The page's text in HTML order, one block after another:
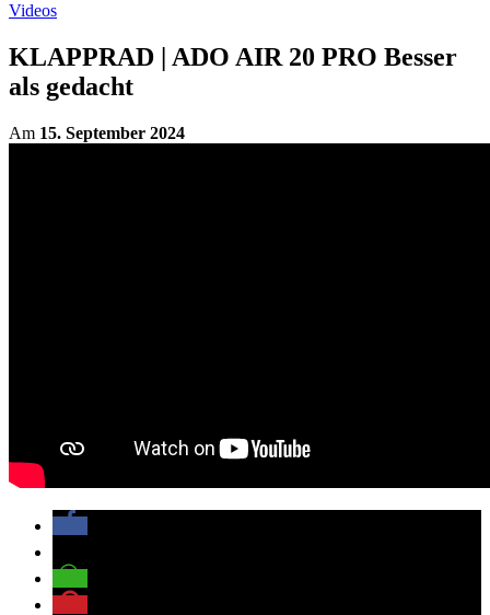
Videos
KLAPPRAD | ADO AIR 20 PRO Besser
als gedacht
Am 15. September 2024